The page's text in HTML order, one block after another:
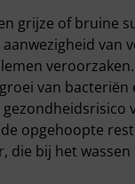
grijze of bruine
van
van bacteriën
opgehoopte
die bij het wassen